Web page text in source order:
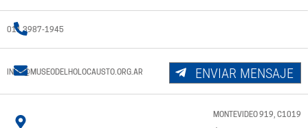
011 3987-1945
INFO@MUSEODELHOLOCAUSTO.ORG.AR ENVIAR MENSAJE
MONTEVIDEO 919, C1019